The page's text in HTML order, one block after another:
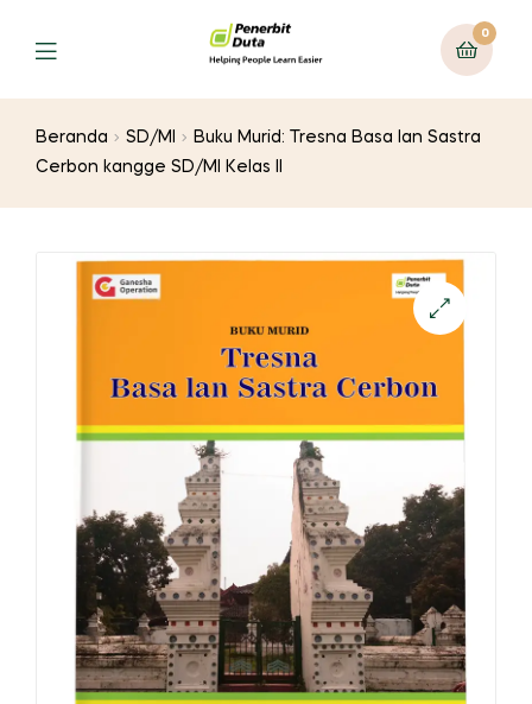
Menu
0
Beranda SD/MI
Buku Murid: Tresna Basa lan Sastra
Cerbon kangge SD/MI Kelas II